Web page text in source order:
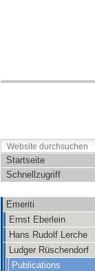
Startseite
Schnellzugriff
Emeriti
Ernst Eberlein
Hans Rudolf Lerche
Ludger Rüschendorf
Publications